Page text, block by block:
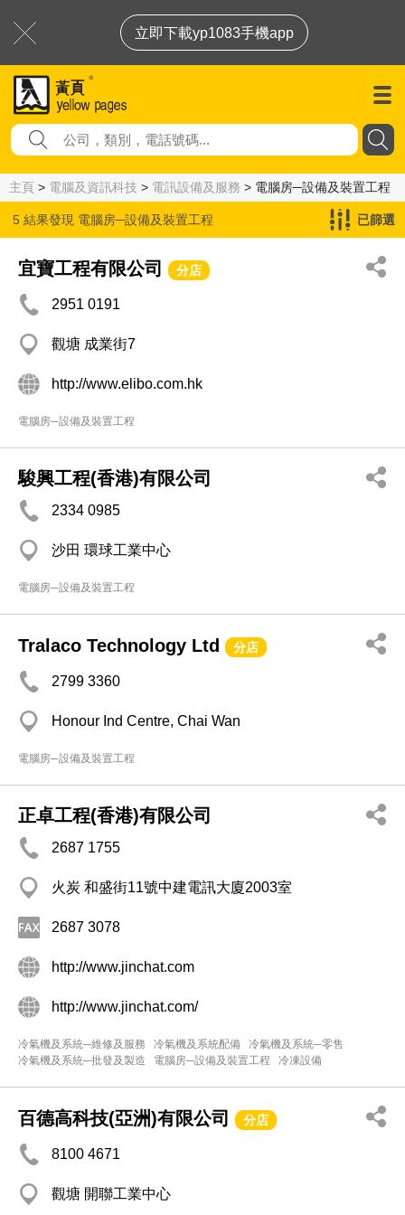
立即下載yp1083手機app
主頁 > 電腦及資訊科技 > 電訊設備及服務 > 電腦房─設備及裝置工程
5 結果發現 電腦房─設備及裝置工程 已篩選
宜寶工程有限公司 分店
2951 0191
觀塘 成業街7
http://www.elibo.com.hk
電腦房─設備及裝置工程
駿興工程(香港)有限公司
2334 0985
沙田 環球工業中心
電腦房─設備及裝置工程
Tralaco Technology Ltd 分店
2799 3360
Honour Ind Centre, Chai Wan
電腦房─設備及裝置工程
正卓工程(香港)有限公司
2687 1755
火炭 和盛街11號中建電訊大廈2003室
2687 3078
http://www.jinchat.com
http://www.jinchat.com/
冷氣機及系統─維修及服務 冷氣機及系統配備
冷氣機及系統─零售
冷氣機及系統─批發及製造
電腦房─設備及裝置工程 冷凍設備
百德高科技(亞洲)有限公司 分店
8100 4671
觀塘 開聯工業中心